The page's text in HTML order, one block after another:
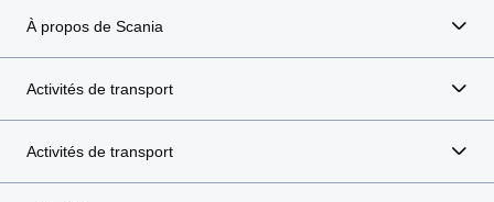
À propos de Scania
Activités de transport
Activités de transport